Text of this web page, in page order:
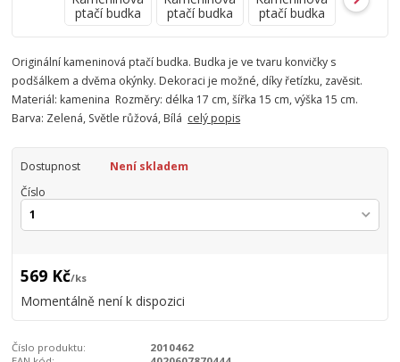
Originální kameninová ptačí budka. Budka je ve tvaru konvičky s
podšálkem a dvěma okýnky. Dekoraci je možné, díky řetízku, zavěsit.
Materiál: kamenina Rozměry: délka 17 cm, šířka 15 cm, výška 15 cm.
Barva: Zelená, Světle růžová, Bílá celý popis
Dostupnost
Není skladem
Číslo
569 Kč/ks
Momentálně není k dispozici
Číslo produktu:
2010462